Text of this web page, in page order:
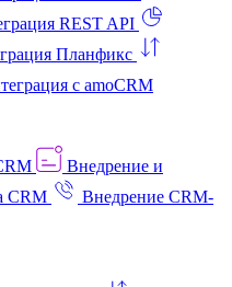
REST API
Планфикс
с amoCRM
Внедрение и
CRM
Внедрение CRM-